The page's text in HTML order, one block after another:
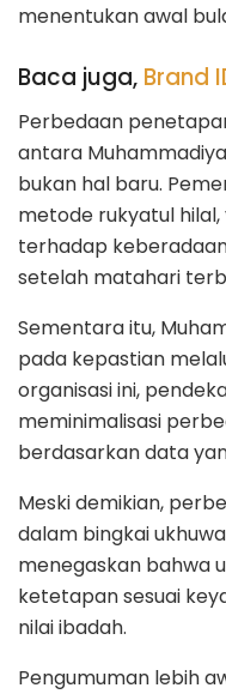
menentukan awal
Baca juga, Brand
Perbedaan
antara
bukan hal baru.
metode rukyatul
terhadap
setelah matahari
Sementara itu,
pada kepastian
organisasi ini,
meminimalisasi
berdasarkan data
Meski demikian,
dalam bingkai
menegaskan bahwa
ketetapan sesuai
nilai ibadah.
Pengumuman lebih